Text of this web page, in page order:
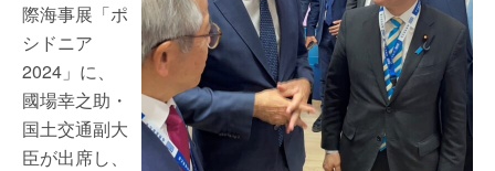
際海事展「ポ
シドニア
2024」に、
國場幸之助・
国土交通副大
臣が出席し、